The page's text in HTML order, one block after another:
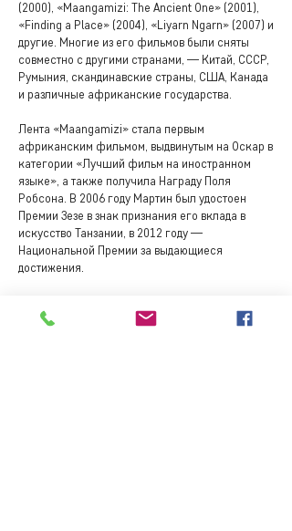
(2000), «Maangamizi: The Ancient One» (2001),
«Finding a Place» (2004), «Liyarn Ngarn» (2007) и
другие. Многие из его фильмов были сняты
совместно с другими странами, — Китай, СССР,
Румыния, скандинавские страны, США, Канада
и различные африканские государства.
Лента «Maangamizi» стала первым
африканским фильмом, выдвинутым на Оскар в
категории «Лучший фильм на иностранном
языке», а также получила Награду Поля
Робсона. В 2006 году Мартин был удостоен
Премии Зезе в знак признания его вклада в
искусство Танзании, в 2012 году —
Национальной Премии за выдающиеся
достижения.
директоров Фонда инициативы искусств